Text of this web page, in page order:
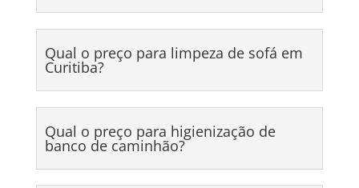
Qual o preço para limpeza de sofá em
Curitiba?
Qual o preço para higienização de
banco de caminhão?